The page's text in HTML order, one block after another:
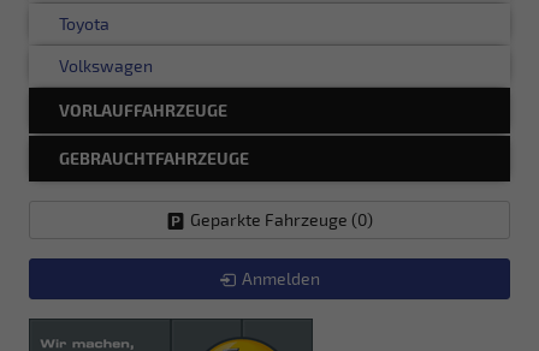
Toyota
Volkswagen
VORLAUFFAHRZEUGE
GEBRAUCHTFAHRZEUGE
Geparkte Fahrzeuge (0)
Anmelden